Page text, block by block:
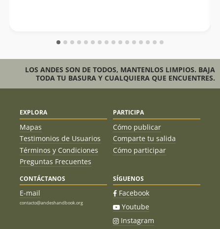
LOS ANDES SON DE TODOS, MANTENLOS LIMPIOS. BAJA
TODA TU BASURA Y CUALQUIERA QUE ENCUENTRES.
EXPLORA
Mapas
Testimonios de Usuarios
Términos y Condiciones
Preguntas Frecuentes
PARTICIPA
Cómo publicar
Comparte tu salida
Cómo participar
CONTÁCTANOS
E-mail
contacto@andeshandbook.org
SÍGUENOS
Facebook
Youtube
Instagram